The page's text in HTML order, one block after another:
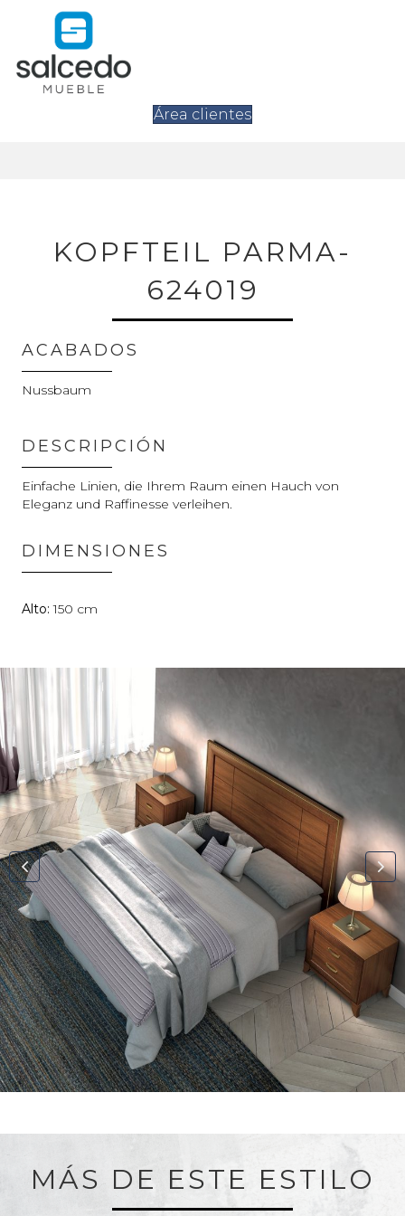
Área clientes
KOPFTEIL PARMA-
624019
ACABADOS
Nussbaum
DESCRIPCIÓN
Einfache Linien, die Ihrem Raum einen Hauch von
Eleganz und Raffinesse verleihen.
DIMENSIONES
150
MÁS DE ESTE ESTILO